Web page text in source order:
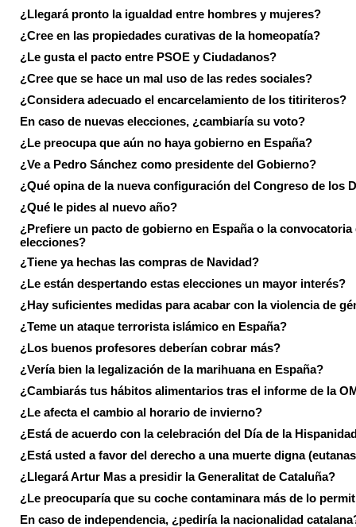
¿Llegará pronto la igualdad entre hombres y mujeres?
¿Cree en las propiedades curativas de la homeopatía?
¿Le gusta el pacto entre PSOE y Ciudadanos?
¿Cree que se hace un mal uso de las redes sociales?
¿Considera adecuado el encarcelamiento de los titiriteros?
En caso de nuevas elecciones, ¿cambiaría su voto?
¿Le preocupa que aún no haya gobierno en España?
¿Ve a Pedro Sánchez como presidente del Gobierno?
¿Qué opina de la nueva configuración del Congreso de los
¿Qué le pides al nuevo año?
¿Prefiere un pacto de gobierno en España o la convocatoria
elecciones?
¿Tiene ya hechas las compras de Navidad?
¿Le están despertando estas elecciones un mayor interés?
¿Hay suficientes medidas para acabar con la violencia de
¿Teme un ataque terrorista islámico en España?
¿Los buenos profesores deberían cobrar más?
¿Vería bien la legalización de la marihuana en España?
¿Cambiarás tus hábitos alimentarios tras el informe de la
¿Le afecta el cambio al horario de invierno?
¿Está de acuerdo con la celebración del Día de la
¿Está usted a favor del derecho a una muerte digna
¿Llegará Artur Mas a presidir la Generalitat de Cataluña?
¿Le preocuparía que su coche contaminara más de lo
En caso de independencia, ¿pediría la nacionalidad